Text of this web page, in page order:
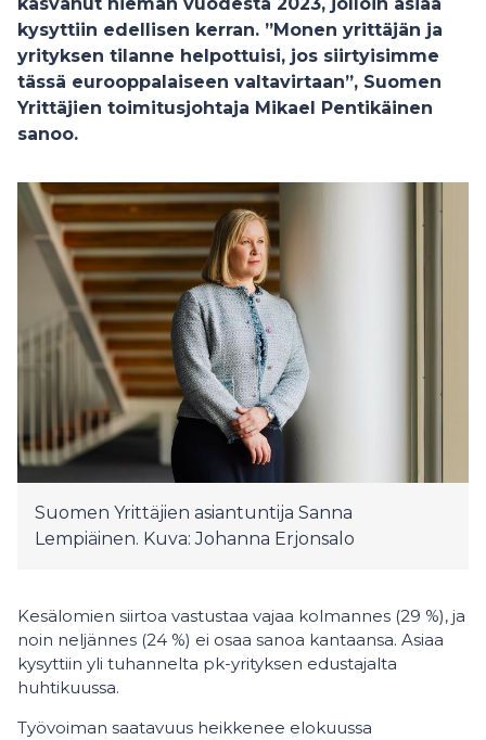
kysyttiin edellisen kerran. ”Monen yrittäjän ja
yrityksen tilanne helpottuisi, jos siirtyisimme
tässä eurooppalaiseen valtavirtaan”, Suomen
Yrittäjien toimitusjohtaja Mikael Pentikäinen
sanoo.
Suomen Yrittäjien asiantuntija Sanna
Lempiäinen. Kuva: Johanna Erjonsalo
Kesälomien siirtoa vastustaa vajaa kolmannes (29 %), ja
noin neljännes (24 %) ei osaa sanoa kantaansa. Asiaa
kysyttiin yli tuhannelta pk-yrityksen edustajalta
huhtikuussa.
Työvoiman saatavuus heikkenee elokuussa